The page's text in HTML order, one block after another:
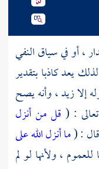
، أو في سياق النفي
يعد كاذبا بتقدير
إلا زيد ، وأنه يصح
: ( قل من أنزل
: (ما أنزل الله على
، ولأنها لو لم